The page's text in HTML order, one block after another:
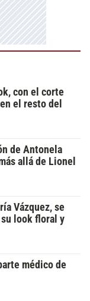
con el corte
el resto del
de Antonela
allá de Lionel
Vázquez, se
look floral y
médico de